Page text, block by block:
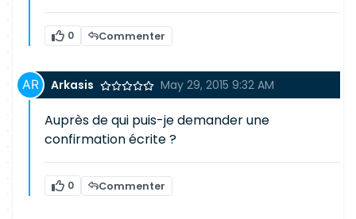
0 Commenter
Arkasis May 29, 2015 9:32 AM
Auprès de qui puis-je demander une
confirmation écrite ?
0 Commenter